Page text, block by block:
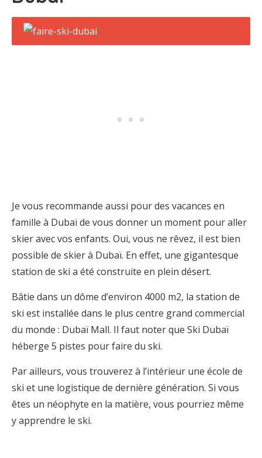
Je vous recommande aussi pour des vacances en
famille à Dubaï de vous donner un moment pour aller
skier avec vos enfants. Oui, vous ne rêvez, il est bien
possible de skier à Dubaï. En effet, une gigantesque
station de ski a été construite en plein désert.
Bâtie dans un dôme d’environ 4000 m2, la station de
ski est installée dans le plus centre grand commercial
du monde : Dubaï Mall. Il faut noter que Ski Dubaï
héberge 5 pistes pour faire du ski.
Par ailleurs, vous trouverez à l’intérieur une école de
ski et une logistique de dernière génération. Si vous
êtes un néophyte en la matière, vous pourriez même
y apprendre le ski.